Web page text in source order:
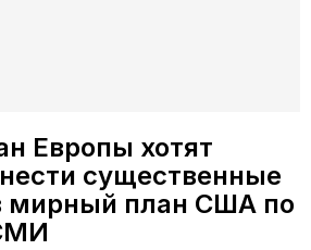
Европы хотят
существенные
мирный план США по